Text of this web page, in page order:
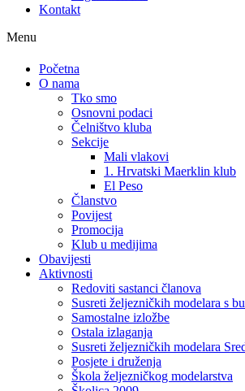
Kontakt
Menu
Početna
O nama
Tko smo
Osnovni podaci
Čelništvo kluba
Sekcije
Mali vlakovi
1. Hrvatski Maerklin klub
El Peso
Članstvo
Povijest
Promocija
Klub u medijima
Obavijesti
Aktivnosti
Redoviti sastanci članova
Susreti željezničkih modelara s
Samostalne izložbe
Ostala izlaganja
Susreti željezničkih modelara
Posjete i druženja
Škola željezničkog modelarstva